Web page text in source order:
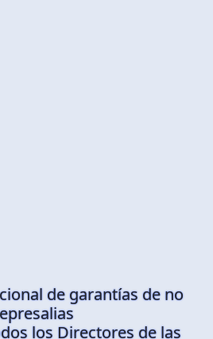
de garantías de no
los Directores de las